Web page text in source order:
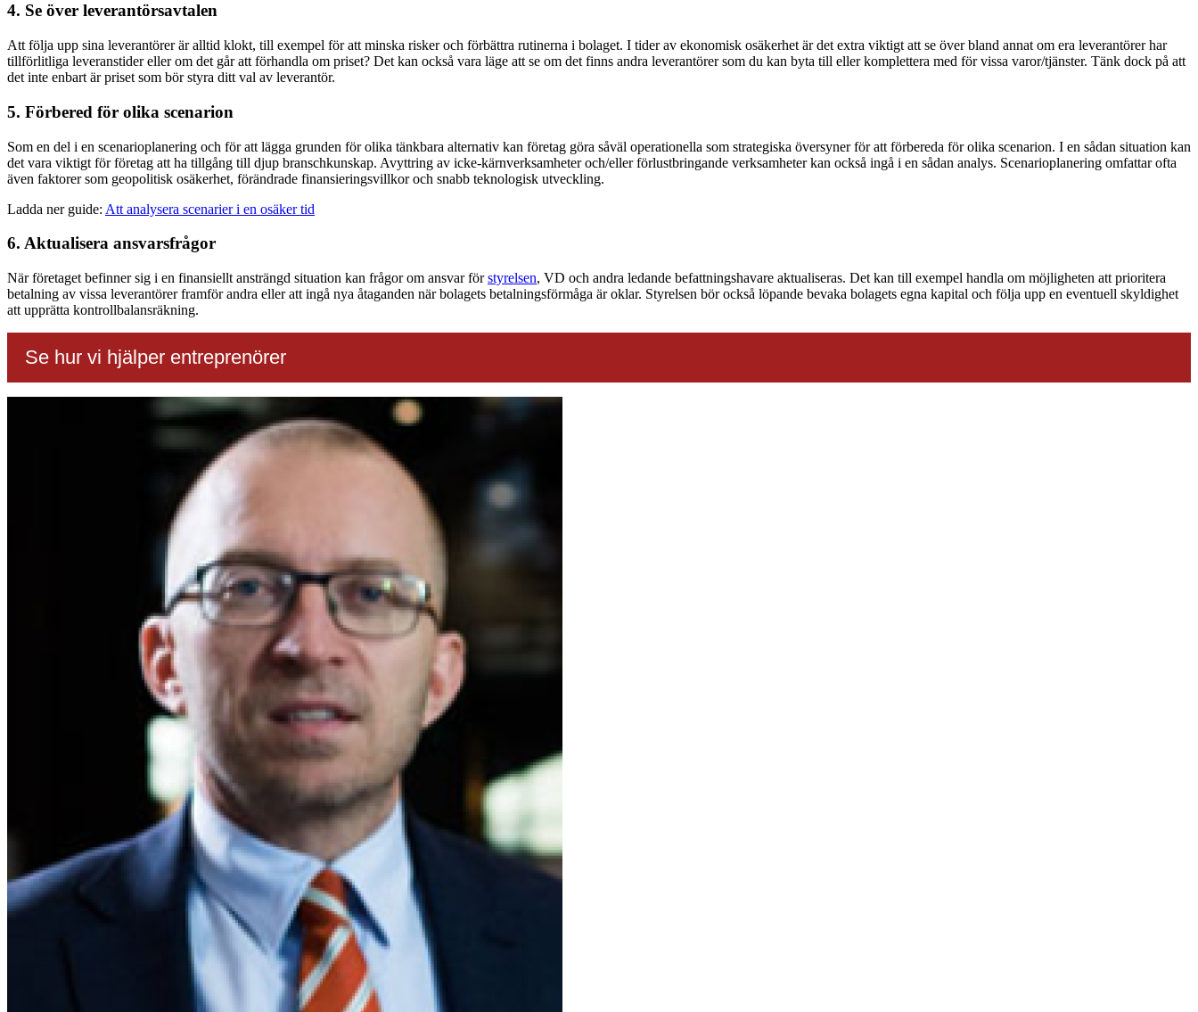
4. Se över leverantörsavtalen
Att följa upp sina leverantörer är alltid klokt, till exempel för att minska risker och förbättra rutinerna i bolaget. I tider av ekonomisk osäkerhet är det extra viktigt att se över bland annat om era leverantörer har
tillförlitliga leveranstider eller om det går att förhandla om priset? Det kan också vara läge att se om det finns andra leverantörer som du kan byta till eller komplettera med för vissa varor/tjänster. Tänk dock på att
det inte enbart är priset som bör styra ditt val av leverantör.
5. Förbered för olika scenarion
Som en del i en scenarioplanering och för att lägga grunden för olika tänkbara alternativ kan företag göra såväl operationella som strategiska översyner för att förbereda för olika scenarion. I en sådan situation kan
det vara viktigt för företag att ha tillgång till djup branschkunskap. Avyttring av icke-kärnverksamheter och/eller förlustbringande verksamheter kan också ingå i en sådan analys. Scenarioplanering omfattar ofta
även faktorer som geopolitisk osäkerhet, förändrade finansieringsvillkor och snabb teknologisk utveckling.
Ladda ner guide: Att analysera scenarier i en osäker tid
6. Aktualisera ansvarsfrågor
När företaget befinner sig i en finansiellt ansträngd situation kan frågor om ansvar förstyrelsen, VD och andra ledande befattningshavare aktualiseras. Det kan till exempel handla om möjligheten att prioritera
betalning av vissa leverantörer framför andra eller att ingå nya åtaganden när bolagets betalningsförmåga är oklar. Styrelsen bör också löpande bevaka bolagets egna kapital och följa upp en eventuell skyldighet
att upprätta kontrollbalansräkning.
Se hur vi hjälper entreprenörer